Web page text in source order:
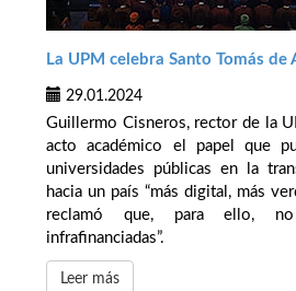
La UPM celebra Santo Tomás de
29.01.2024
Guillermo Cisneros, rector de la
acto académico el papel que
universidades públicas en la
hacia un país “más digital, más
reclamó que, para ello, no
infrafinanciadas”.
Leer más